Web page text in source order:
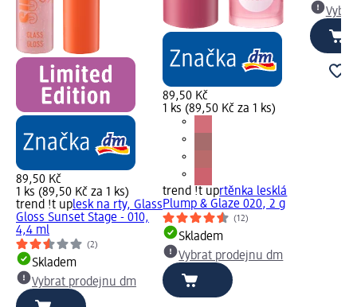
89,50 Kč
1 ks (89,50 Kč za 1 ks)
trend !t uplesk na rty, Glass
Gloss Sunset Stage - 010,
4,4 ml
(2)
Skladem
Vybrat prodejnu dm
89,50 Kč
1 ks (89,50 Kč za 1 ks)
trend !t uprtěnka lesklá
Plump & Glaze 020, 2 g
(12)
Skladem
Vybrat prodejnu dm